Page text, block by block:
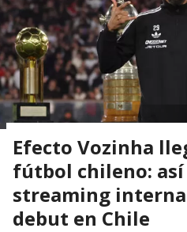
Efecto Vozinha
fútbol chileno: así
streaming
debut en Chile